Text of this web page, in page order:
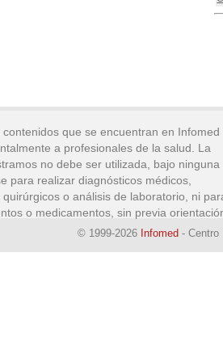
contenidos que se encuentran en Infomed
a profesionales de la salud. La
no debe ser utilizada, bajo ninguna
para realizar diagnósticos médicos,
o análisis de laboratorio, ni
o medicamentos, sin previa
© 1999-2026 Infomed - Centro